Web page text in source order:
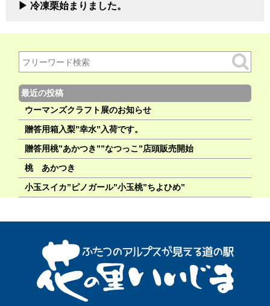
冷凍栗始まりました。
最近の投稿
ウーマンズクラフト展のお知らせ
贈答用箱入梨”幸水”入荷です。
贈答用桃”あかつき””なつっこ”店頭販売開始
桃 あかつき
小玉スイカ”ピノガール”小玉桃”ちよひめ”